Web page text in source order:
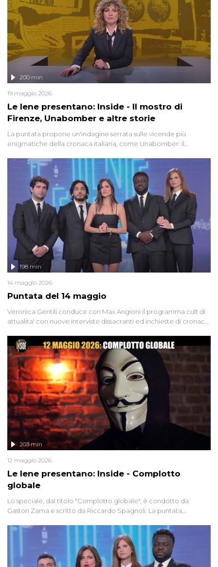
Le Iene presentano: Inside - Il mostro di
Firenze, Unabomber e altre storie
200 min
19 maggio 2026
La puntata propone un'indagine serrata sulle vicende più
enigmatiche della cronaca italiana, come Unabomber: il
'90 e il 2000 che, inquietantemente, potrebbe essere ancora in
libertà. Lo speciale affronta inoltre le zone d'ombra sul Mostro di
Firenze, le cui responsabilità appaiono ancora oggi avvolte in un
groviglio di dubbi mai chiariti. Nel corso dello speciale anche
l'intervista inedita a Olindo Romano, realizzata ne...
Puntata del 14 maggio
198 min
14 maggio 2026
Veronica Gentili conduce con Max Angioni il programma cult di
attualita' con nuove interviste dissacranti ed inchieste di cronaca
Le Iene presentano: Inside - Complotto
globale
203 min
12 maggio 2026
Lo speciale, dal titolo "Complotto globale", è condotto da
Gaston Zama e scritto da Riccardo Spagnoli. La puntata,
racconta l'universo delle narrazioni alternative, dei sospetti
globali e del complottismo che negli ultimi anni hanno invaso
social network, talk show, piazze digitali e immaginario collettivo.